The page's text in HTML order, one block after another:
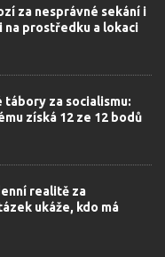
za nesprávné sekání i
na prostředku a lokaci
tábory za socialismu:
získá 12 ze 12 bodů
realitě za
ukáže, kdo má